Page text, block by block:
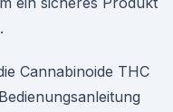
Cannabinoide THC